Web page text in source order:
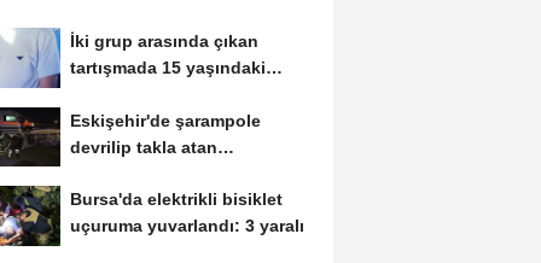
İki grup arasında çıkan
tartışmada 15 yaşındaki
Eskişehir'de şarampole
devrilip takla atan
Bursa'da elektrikli bisiklet
uçuruma yuvarlandı: 3 yaralı